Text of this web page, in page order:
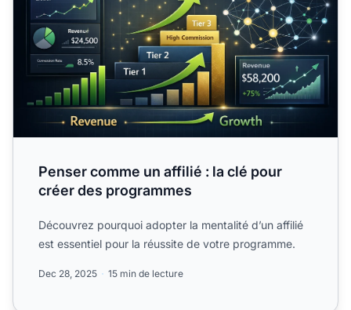
Penser comme un affilié : la clé pour
créer des programmes
Découvrez pourquoi adopter la mentalité d’un affilié
est essentiel pour la réussite de votre programme.
Dec 28, 2025 15 min de lecture